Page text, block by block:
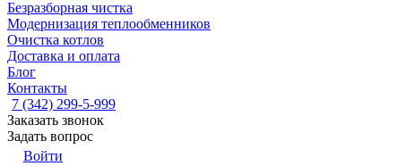
Безразборная чистка
Модернизация теплообменников
Очистка котлов
Доставка и оплата
Блог
Контакты
7 (342) 299-5-999
Заказать звонок
Задать вопрос
Войти